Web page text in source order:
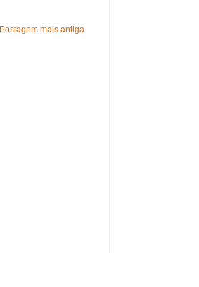
Postagem mais antiga